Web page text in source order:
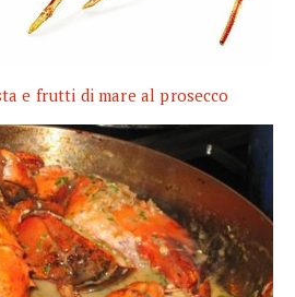
e frutti di mare al prosecco